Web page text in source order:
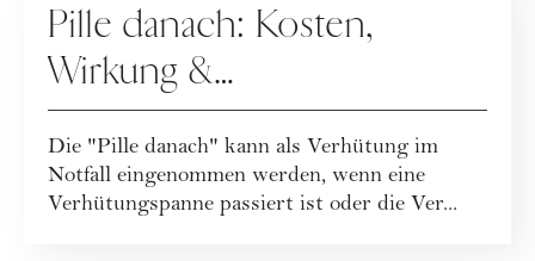
Pille danach: Kosten,
Wirkung &
Nebenwirkungen der
Notfallverhütung
Die "Pille danach" kann als Verhütung im
Notfall eingenommen werden, wenn eine
Verhütungspanne passiert ist oder die Ver...